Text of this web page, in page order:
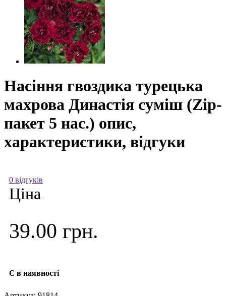
Насіння гвоздика турецька
махрова Династія суміш (Zip-
пакет 5 нас.) опис,
характеристики, відгуки
0 відгуків
Ціна
39.00 грн.
Є в наявності